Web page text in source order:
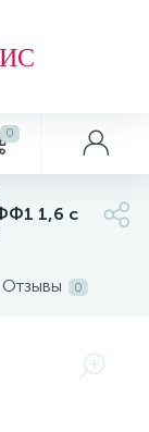
0
1,6 с
Отзывы 0